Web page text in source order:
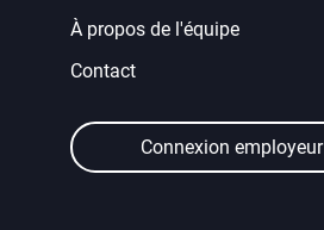
À propos de l'équipe
Contact
Connexion employeur